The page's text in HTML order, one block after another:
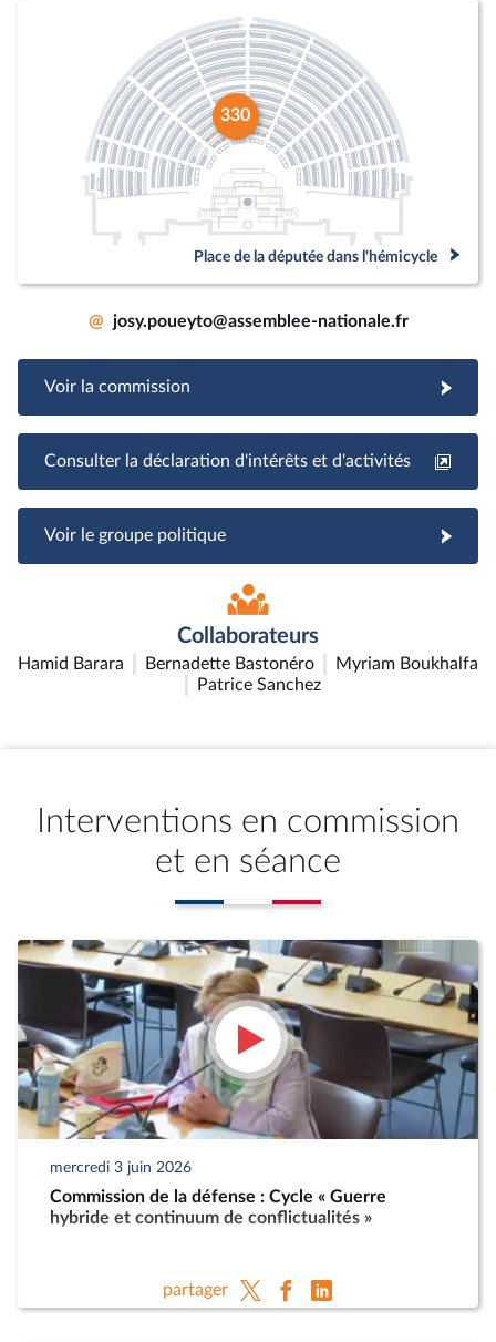
330
Place de la députée dans l'hémicycle
@ josy.poueyto@assemblee-nationale.fr
Voir la commission
Consulter la déclaration d'intérêts et d'activités
Voir le groupe politique
Collaborateurs
Hamid Barara Bernadette Bastonéro
Myriam Boukhalfa
Patrice Sanchez
Interventions en commission
et en séance
mercredi 3 juin 2026
Commission de la défense : Cycle « Guerre
hybride et continuum de conflictualités »
partager